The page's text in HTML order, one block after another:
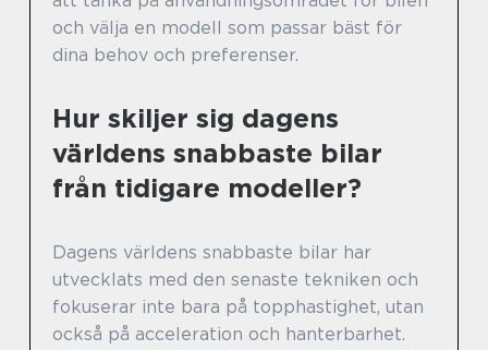
och välja en modell som passar bäst för
dina behov och preferenser.
Hur skiljer sig dagens
världens snabbaste bilar
från tidigare modeller?
Dagens världens snabbaste bilar har
utvecklats med den senaste tekniken och
fokuserar inte bara på topphastighet, utan
också på acceleration och hanterbarhet.